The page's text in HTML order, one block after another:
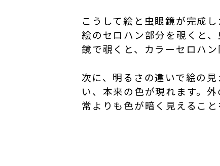
こうして絵と虫眼鏡が完成
絵のセロハン部分を覗くと
鏡で覗くと、カラーセロハ
次に、明るさの違いで絵の
い、本来の色が現れます。
常よりも色が暗く見えること